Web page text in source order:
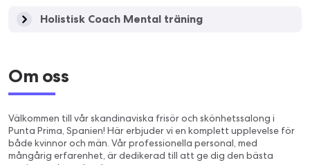
Holistisk Coach Mental träning
Om oss
Välkommen till vår skandinaviska frisör och skönhetssalong i
Punta Prima, Spanien! Här erbjuder vi en komplett upplevelse för
både kvinnor och män. Vår professionella personal, med
mångårig erfarenhet, är dedikerad till att ge dig den bästa